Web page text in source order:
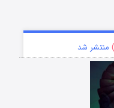
منتشر شد